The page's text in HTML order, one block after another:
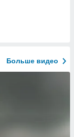
Больше видео